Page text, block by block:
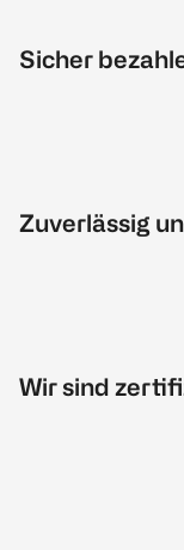
Sicher
Zuverlässig
Wir sind